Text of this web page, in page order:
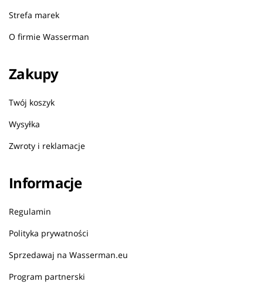
Strefa marek
O firmie Wasserman
Zakupy
Twój koszyk
Wysyłka
Zwroty i reklamacje
Informacje
Regulamin
Polityka prywatności
Sprzedawaj na Wasserman.eu
Program partnerski